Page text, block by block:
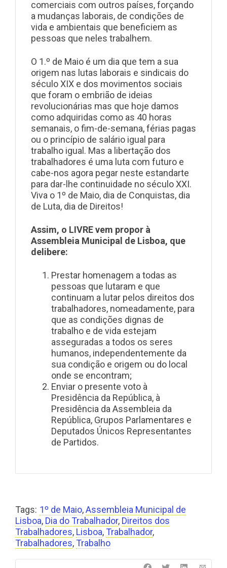
comerciais com outros países, forçando
a mudanças laborais, de condições de
vida e ambientais que beneficiem as
pessoas que neles trabalhem.
O 1.º de Maio é um dia que tem a sua
origem nas lutas laborais e sindicais do
século XIX e dos movimentos sociais
que foram o embrião de ideias
revolucionárias mas que hoje damos
como adquiridas como as 40 horas
semanais, o fim-de-semana, férias pagas
ou o princípio de salário igual para
trabalho igual. Mas a libertação dos
trabalhadores é uma luta com futuro e
cabe-nos agora pegar neste estandarte
para dar-lhe continuidade no século XXI.
Viva o 1º de Maio, dia de Conquistas, dia
de Luta, dia de Direitos!
Assim, o LIVRE vem propor à
Assembleia Municipal de Lisboa, que
delibere:
Prestar homenagem a todas as
pessoas que lutaram e que
continuam a lutar pelos direitos dos
trabalhadores, nomeadamente, para
que as condições dignas de
trabalho e de vida estejam
asseguradas a todos os seres
humanos, independentemente da
sua condição e origem ou do local
onde se encontram;
Enviar o presente voto à
Presidência da República, à
Presidência da Assembleia da
República, Grupos Parlamentares e
Deputados Únicos Representantes
de Partidos.
Tags: 1º de Maio,Assembleia Municipal de
Lisboa, Dia do Trabalhador, Direitos dos
Trabalhadores, Lisboa, Trabalhador,
Trabalhadores, Trabalho